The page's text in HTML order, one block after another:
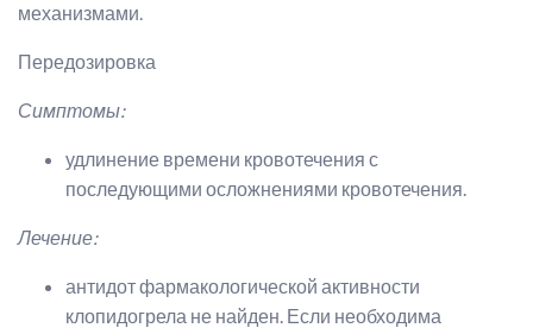
механизмами.
Передозировка
Симптомы:
удлинение времени кровотечения с
последующими осложнениями кровотечения.
Лечение:
антидот фармакологической активности
клопидогрела не найден. Если необходима